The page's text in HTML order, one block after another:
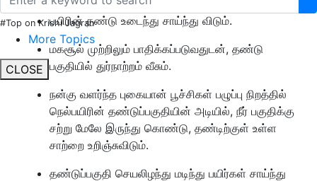
#Top on Krishi Jagran
More Topics
CLOSE
பயிரின் தண்டு உடைந்து சாய்ந்து விடும்.
மகசூல் முற்றிலும் பாதிக்கப்படுவதுடன், தண்டு
பகுதியில் துர்நாற்றம் வீசும்.
நன்கு வளர்ந்த புகையான் பூச்சிகள் பழுப்பு நிறத்தில்
நெல்பயிரின் தண்டுப்பகுதியின் அடியில், நீர் பகுதிக்கு
சற்று மேலே இருந்து கொண்டு, தண்டிற்குள் உள்ள
சாற்றை உறிஞ்சுவிடும்.
தண்டுப்பகுதி செயலிழந்து மடிந்து பயிர்கள் சாய்ந்து